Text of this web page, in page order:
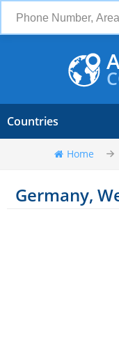
Countries
Home
Germany,